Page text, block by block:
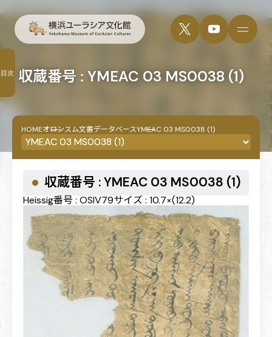
収蔵番号 : YMEAC 03 MS0038 (1)
HOMEオロンスム文書データベースYMEAC 03 MS0038 (1)
収蔵番号 : YMEAC 03 MS0038 (1)
Heissig番号 : OSIV79サイズ : 10.7×(12.2)
目次